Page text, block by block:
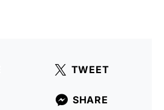
TWEET
SHARE